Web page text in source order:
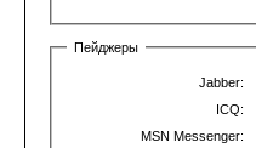
Пейджеры
Jabber:
ICQ:
MSN Messenger: